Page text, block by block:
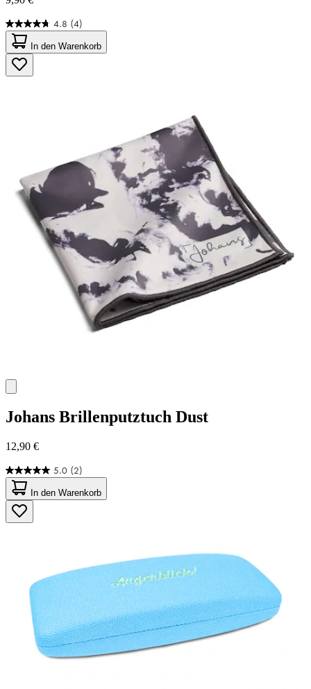
4.8 (4)
4.8
von
5
Sternen.
4
In den Warenkorb
Johans Brillenputztuch Dust
12,90 €
5.0 (2)
5.0
von
5
Sternen.
2
In den Warenkorb